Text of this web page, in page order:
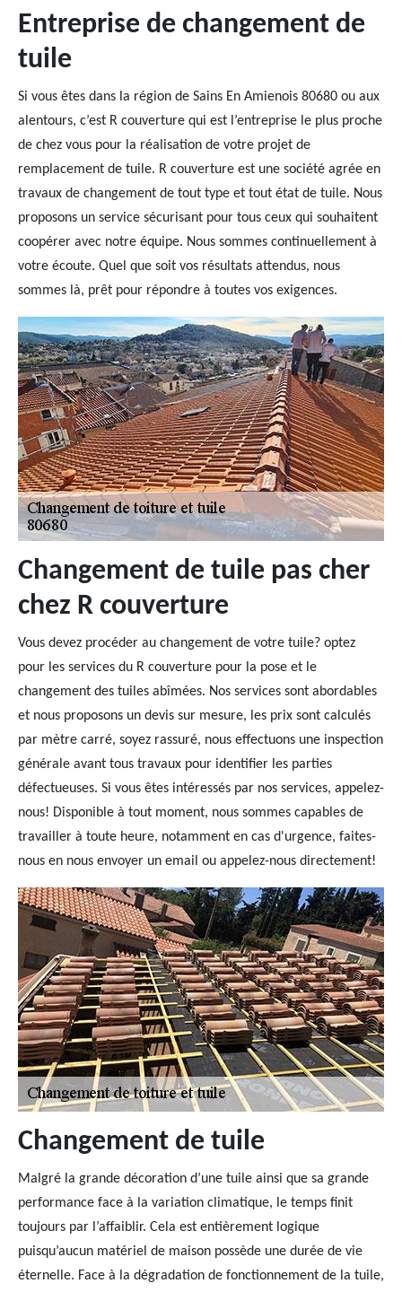
Entreprise de changement de
tuile
Si vous êtes dans la région de Sains En Amienois 80680 ou aux
alentours, c’est R couverture qui est l’entreprise le plus proche
de chez vous pour la réalisation de votre projet de
remplacement de tuile. R couverture est une société agrée en
travaux de changement de tout type et tout état de tuile. Nous
proposons un service sécurisant pour tous ceux qui souhaitent
coopérer avec notre équipe. Nous sommes continuellement à
votre écoute. Quel que soit vos résultats attendus, nous
sommes là, prêt pour répondre à toutes vos exigences.
Changement de tuile pas cher
chez R couverture
Vous devez procéder au changement de votre tuile? optez
pour les services du R couverture pour la pose et le
changement des tuiles abîmées. Nos services sont abordables
et nous proposons un devis sur mesure, les prix sont calculés
par mètre carré, soyez rassuré, nous effectuons une inspection
générale avant tous travaux pour identifier les parties
défectueuses. Si vous êtes intéressés par nos services, appelez-
nous! Disponible à tout moment, nous sommes capables de
travailler à toute heure, notamment en cas d'urgence, faites-
nous en nous envoyer un email ou appelez-nous directement!
Changement de tuile
Malgré la grande décoration d’une tuile ainsi que sa grande
performance face à la variation climatique, le temps finit
toujours par l’affaiblir. Cela est entièrement logique
puisqu’aucun matériel de maison possède une durée de vie
éternelle. Face à la dégradation de fonctionnement de la tuile,